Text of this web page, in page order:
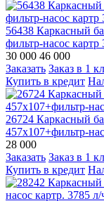
56438 Каркасный
фильтр-насос
30 000 46 000
Заказать Заказ в 1
Купить в кредит
26724 Каркасный
457х107+фильтр-
28 000
Заказать Заказ в 1
Купить в кредит